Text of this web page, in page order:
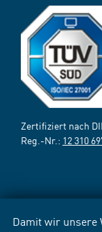
Damit wir unsere
Zertifiziert nach
Reg.-Nr.: 12 310